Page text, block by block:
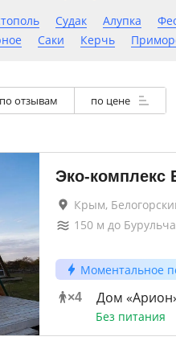
Судак Алупка
Саки Керчь
по отзывам по цене
Эко-комплекс
Крым,
150м до Бурульча
Моментальное
×4 Дом
Без питания